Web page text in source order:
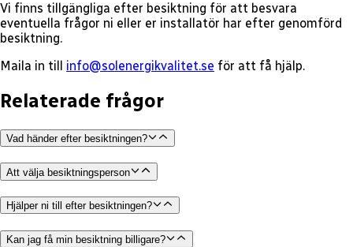
Vi finns tillgängliga efter besiktning för att besvara
eventuella frågor ni eller er installatör har efter genomförd
besiktning.
Maila in till info@solenergikvalitet.se för att få hjälp.
Relaterade frågor
Vad händer efter besiktningen?
Att välja besiktningsperson
Hjälper ni till efter besiktningen?
Kan jag få min besiktning billigare?